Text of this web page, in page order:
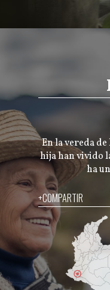
En la vereda
hija han vivido
ha
+COMPARTIR